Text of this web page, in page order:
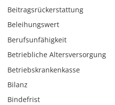
Beitragsrückerstattung
Beleihungswert
Berufsunfähigkeit
Betriebliche Altersversorgung
Betriebskrankenkasse
Bilanz
Bindefrist